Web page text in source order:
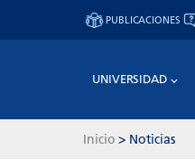
PUBLICACIONES
UNIVERSIDAD
Inicio > Noticias